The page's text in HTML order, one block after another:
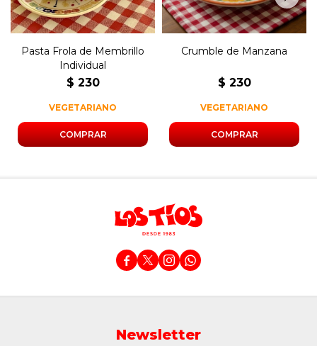
Pasta Frola de Membrillo
Individual
$ 230
VEGETARIANO
Crumble de Manzana
$ 230
VEGETARIANO
   
Newsletter